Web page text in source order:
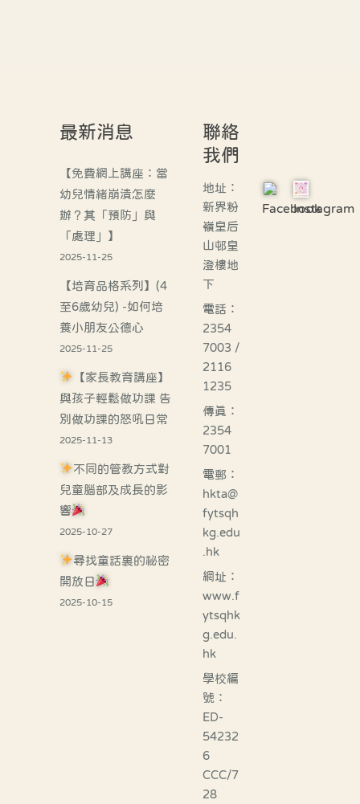
最新消息
【免費網上講座：當
幼兒情緒崩潰怎麼
辦？其「預防」與
「處理」】
2025-11-25
【培育品格系列】(4
至6歲幼兒) -如何培
養小朋友公德心
2025-11-25
【家長教育講座】
與孩子輕鬆做功課 告
別做功課的怒吼日常
2025-11-13
不同的管教方式對
兒童腦部及成長的影
響
2025-10-27
尋找童話裏的祕密
開放日
2025-10-15
聯絡
我們
地址：
新界粉
嶺皇后
山邨皇
澄樓地
下
電話：
2354
7003 /
2116
1235
傳真：
2354
7001
電郵：
hkta@
fytsqh
kg.edu
.hk
網址：
www.f
ytsqhk
g.edu.
hk
學校編
號：
ED-
54232
6
CCC/7
28
FacebookInstagram